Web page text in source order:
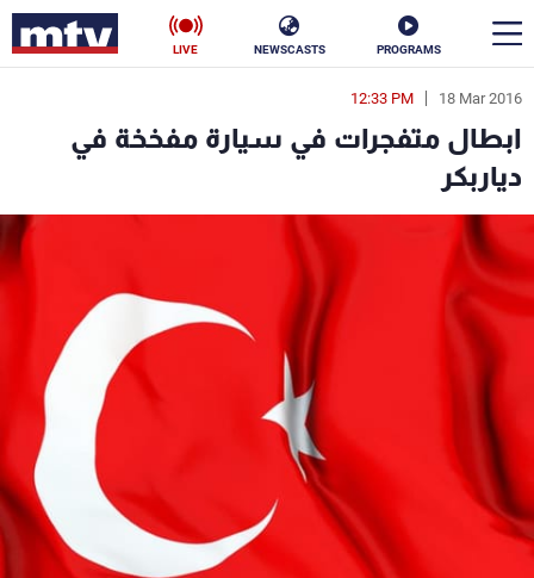
PROGRAMS
NEWSCASTS
LIVE
18 Mar 2016
12:33 PM
ابطال متفجرات في سيارة مفخخة في
دياربكر
en
الأخبار
سياسة ناس
إقتصاد
منوعات رياضة
البرامج
جدول البرامج